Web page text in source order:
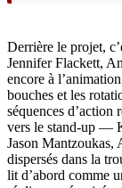
Derrière le projet,
Jennifer Flackett,
encore à
bouches et les
séquences d’action
vers le stand-up —
Jason
dispersés dans la
lit d’abord comme